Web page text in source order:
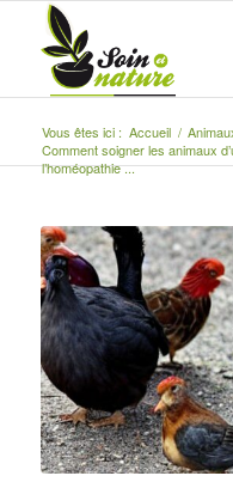
Vous êtes ici : Accueil /
Comment soigner les animaux
l’homéopathie ...